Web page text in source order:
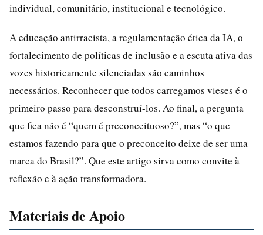
individual, comunitário, institucional e tecnológico.
A educação antirracista, a regulamentação ética da IA, o
fortalecimento de políticas de inclusão e a escuta ativa das
vozes historicamente silenciadas são caminhos
necessários. Reconhecer que todos carregamos vieses é o
primeiro passo para desconstruí-los. Ao final, a pergunta
que fica não é “quem é preconceituoso?”, mas “o que
estamos fazendo para que o preconceito deixe de ser uma
marca do Brasil?”. Que este artigo sirva como convite à
reflexão e à ação transformadora.
Materiais de Apoio